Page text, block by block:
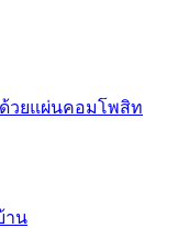
วยแผ่นคอมโพสิท
าน